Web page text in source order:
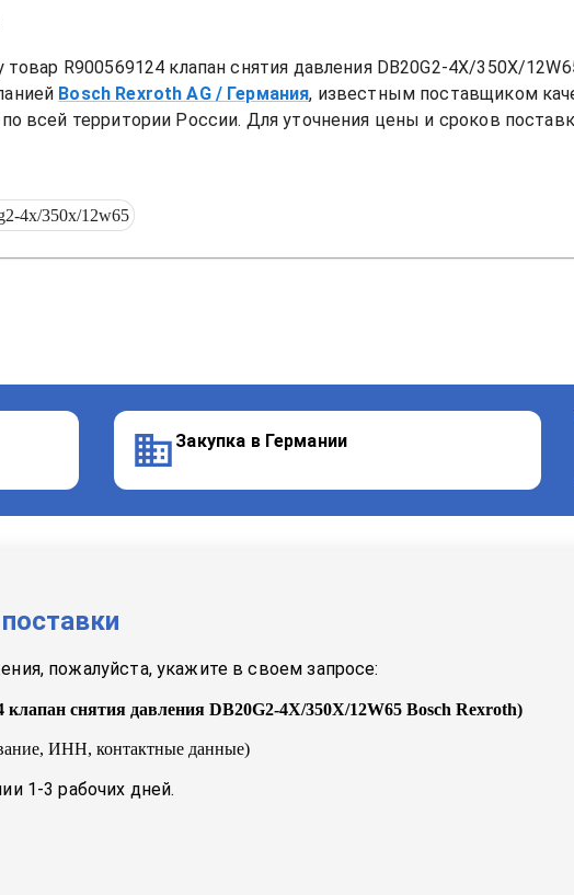
товар R900569124 клапан снятия давления DB20G2-4X/350X/
Bosch Rexroth AG / Германия, известным поставщиком
всей территории России. Для уточнения цены и сроков
4x/350x/12w65
Закупка в Германии
пожалуйста, укажите в своем запросе:
клапан снятия давления DB20G2-4X/350X/12W65 Bosch Rexroth)
ИНН, контактные данные)
1-3 рабочих дней.